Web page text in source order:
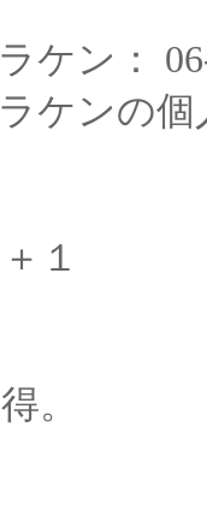
ケン：
ケンの
１
。